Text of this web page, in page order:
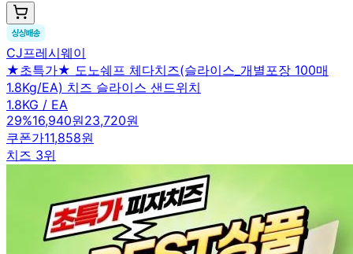
CJ프레시웨이
★초특가★ 도노쉐프 체다치즈(슬라이스_개별포장 100매
1.8Kg/EA) 치즈 슬라이스 샌드위치
1.8KG / EA
29%16,940원23,720원
쿠폰가11,858원
치즈 3위